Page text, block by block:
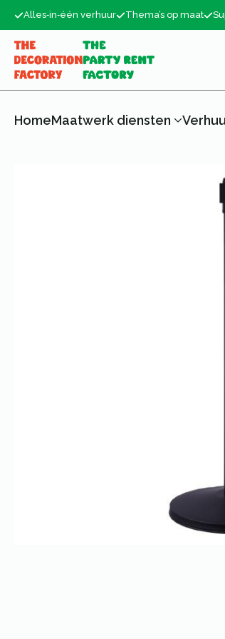
Alles‑in‑één verhuur Thema’s op maat
HomeMaatwerk diensten